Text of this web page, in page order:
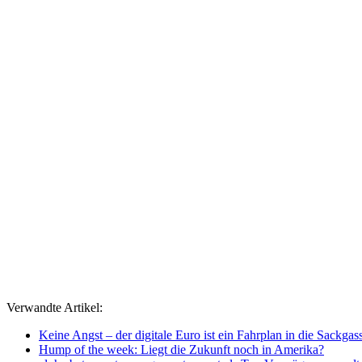
Verwandte Artikel:
Keine Angst – der digitale Euro ist ein Fahrplan in die
Hump of the week: Liegt die Zukunft noch in Amerika?